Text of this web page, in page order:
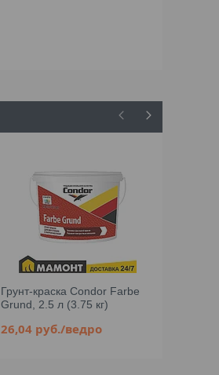
Грунт-краска Condor Farbe
Grund, 2.5 л (3.75 кг)
26,04 руб./ведро